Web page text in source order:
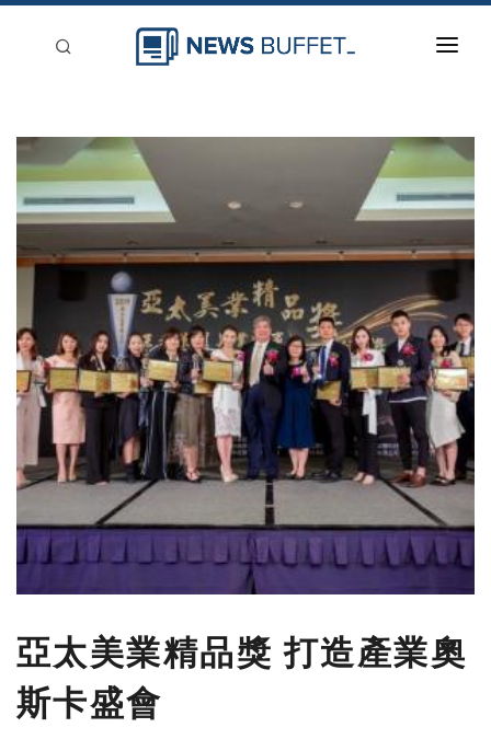
新聞稿分類
亞太美業精品獎 打造產業奧
斯卡盛會